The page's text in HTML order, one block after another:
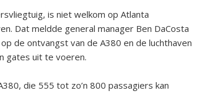
is niet welkom op Atlanta
Dat meldde general manager Ben DaCosta
de ontvangst van de A380 en de luchthaven
gates uit te voeren.
die 555 tot zo’n 800 passagiers kan